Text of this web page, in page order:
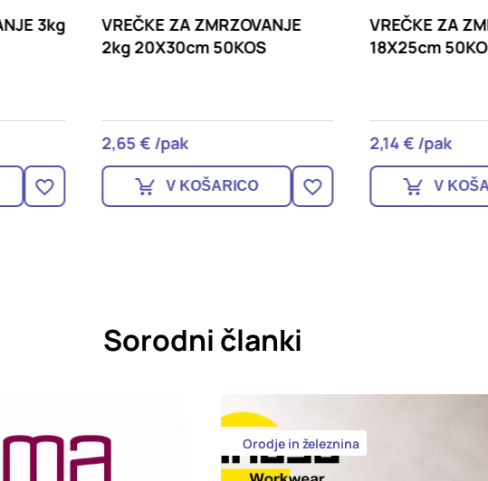
ZA ZMRZOVANJE
50KOS
V KOŠARICO
VREČKE ZA ZMRZOVANJE 1kg
18X25cm 50KOS
V KOŠARICO
Sorodni članki
Orodje in železnina